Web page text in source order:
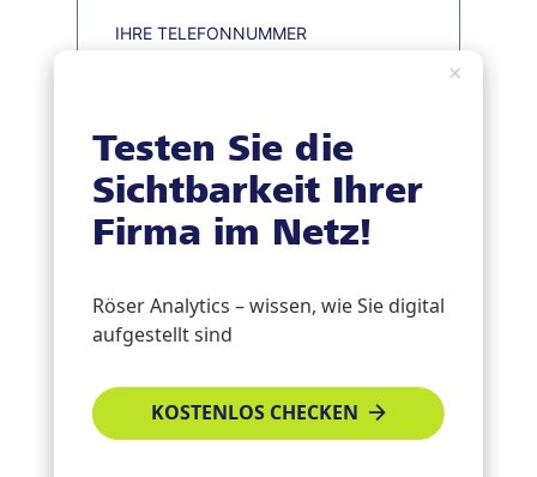
IHRE TELEFONNUMMER
WAS ERGIBT 3 + 5?
Aufgrund des hohen Formular-
diese kleine Rechenaufgabe zu
lösen
Beantwortung meiner Anfrage
Testen Sie die
Sichtbarkeit Ihrer
Firma im Netz!
Röser Analytics – wissen, wie Sie digital
aufgestellt sind
KOSTENLOS CHECKEN
×